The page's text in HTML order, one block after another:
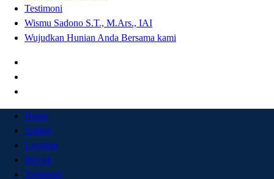
Testimoni
Wismu Sadono S.T., M.Ars., IAI
Wujudkan Hunian Anda Bersama kami
Home
Artikel
Layanan
Proyek
Testimoni